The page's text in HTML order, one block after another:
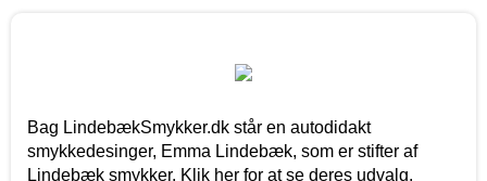
Bag LindebækSmykker.dk står en autodidakt
smykkedesinger, Emma Lindebæk, som er stifter af
Lindebæk smykker. Klik her for at se deres udvalg.